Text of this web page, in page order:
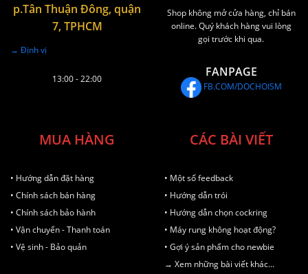
p.Tân Thuận Đông, quận
7, TPHCM
→ Định vị
13:00 - 22:00
Shop không mở cửa hàng, chỉ bán
online. Quý khách hàng vui lòng
gọi trước khi qua.
FANPAGE
FB.COM/DOCHOISM
MUA HÀNG
• Hướng dẫn đặt hàng
• Chính sách bán hàng
• Chính sách bảo hành
• Vận chuyển - Thanh toán
• Vệ sinh - Bảo quản
CÁC BÀI VIẾT
• Một số feedback
• Hướng dẫn trói
• Hướng dẫn chọn cockring
• Máy rung không hoạt động?
• Gợi ý sản phẩm cho newbie
→ Xem những bài viết khác...